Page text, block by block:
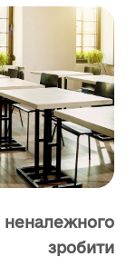
неналежного
зробити